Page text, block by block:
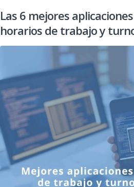
Las 6 mejores
horarios de trabajo y